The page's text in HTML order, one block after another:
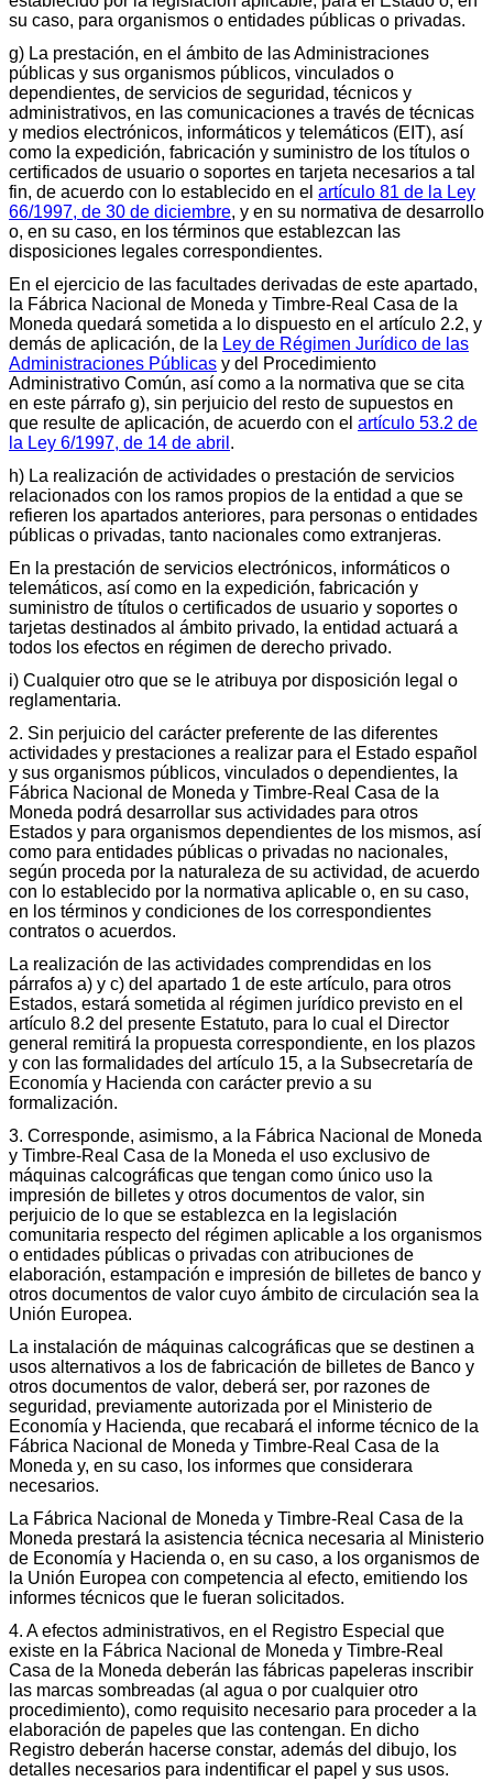
su caso, para organismos o entidades públicas o privadas.
g) La prestación, en el ámbito de las Administraciones
públicas y sus organismos públicos, vinculados o
dependientes, de servicios de seguridad, técnicos y
administrativos, en las comunicaciones a través de técnicas
y medios electrónicos, informáticos y telemáticos (EIT), así
como la expedición, fabricación y suministro de los títulos o
certificados de usuario o soportes en tarjeta necesarios a tal
fin, de acuerdo con lo establecido en el artículo 81 de la Ley
66/1997, de 30 de diciembre, y en su normativa de desarrollo
o, en su caso, en los términos que establezcan las
disposiciones legales correspondientes.
En el ejercicio de las facultades derivadas de este apartado,
la Fábrica Nacional de Moneda y Timbre-Real Casa de la
Moneda quedará sometida a lo dispuesto en el artículo 2.2, y
demás de aplicación, de la Ley de Régimen Jurídico de las
Administraciones Públicas y del Procedimiento
Administrativo Común, así como a la normativa que se cita
en este párrafo g), sin perjuicio del resto de supuestos en
que resulte de aplicación, de acuerdo con el artículo 53.2 de
la Ley 6/1997, de 14 de abril .
h) La realización de actividades o prestación de servicios
relacionados con los ramos propios de la entidad a que se
refieren los apartados anteriores, para personas o entidades
públicas o privadas, tanto nacionales como extranjeras.
En la prestación de servicios electrónicos, informáticos o
telemáticos, así como en la expedición, fabricación y
suministro de títulos o certificados de usuario y soportes o
tarjetas destinados al ámbito privado, la entidad actuará a
todos los efectos en régimen de derecho privado.
i) Cualquier otro que se le atribuya por disposición legal o
reglamentaria.
2. Sin perjuicio del carácter preferente de las diferentes
actividades y prestaciones a realizar para el Estado español
y sus organismos públicos, vinculados o dependientes, la
Fábrica Nacional de Moneda y Timbre-Real Casa de la
Moneda podrá desarrollar sus actividades para otros
Estados y para organismos dependientes de los mismos, así
como para entidades públicas o privadas no nacionales,
según proceda por la naturaleza de su actividad, de acuerdo
con lo establecido por la normativa aplicable o, en su caso,
en los términos y condiciones de los correspondientes
contratos o acuerdos.
La realización de las actividades comprendidas en los
párrafos a) y c) del apartado 1 de este artículo, para otros
Estados, estará sometida al régimen jurídico previsto en el
artículo 8.2 del presente Estatuto, para lo cual el Director
general remitirá la propuesta correspondiente, en los plazos
y con las formalidades del artículo 15, a la Subsecretaría de
Economía y Hacienda con carácter previo a su
formalización.
3. Corresponde, asimismo, a la Fábrica Nacional de Moneda
y Timbre-Real Casa de la Moneda el uso exclusivo de
máquinas calcográficas que tengan como único uso la
impresión de billetes y otros documentos de valor, sin
perjuicio de lo que se establezca en la legislación
comunitaria respecto del régimen aplicable a los organismos
o entidades públicas o privadas con atribuciones de
elaboración, estampación e impresión de billetes de banco y
otros documentos de valor cuyo ámbito de circulación sea la
Unión Europea.
La instalación de máquinas calcográficas que se destinen a
usos alternativos a los de fabricación de billetes de Banco y
otros documentos de valor, deberá ser, por razones de
seguridad, previamente autorizada por el Ministerio de
Economía y Hacienda, que recabará el informe técnico de la
Fábrica Nacional de Moneda y Timbre-Real Casa de la
Moneda y, en su caso, los informes que considerara
necesarios.
La Fábrica Nacional de Moneda y Timbre-Real Casa de la
Moneda prestará la asistencia técnica necesaria al Ministerio
de Economía y Hacienda o, en su caso, a los organismos de
la Unión Europea con competencia al efecto, emitiendo los
informes técnicos que le fueran solicitados.
4. A efectos administrativos, en el Registro Especial que
existe en la Fábrica Nacional de Moneda y Timbre-Real
Casa de la Moneda deberán las fábricas papeleras inscribir
las marcas sombreadas (al agua o por cualquier otro
procedimiento), como requisito necesario para proceder a la
elaboración de papeles que las contengan. En dicho
Registro deberán hacerse constar, además del dibujo, los
detalles necesarios para indentificar el papel y sus usos.